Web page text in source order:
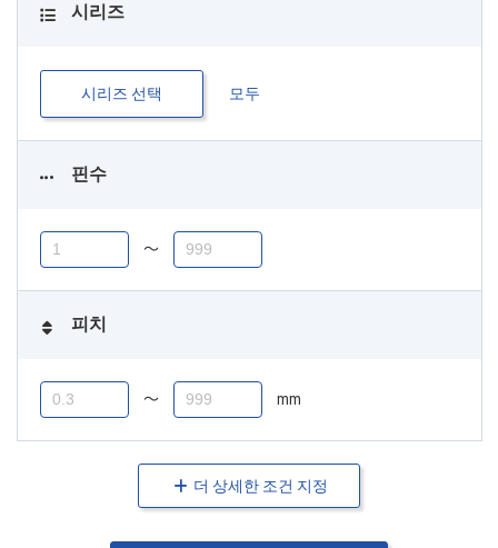
시리즈
시리즈 선택 모두
핀수
〜
피치
〜 mm
더 상세한 조건 지정